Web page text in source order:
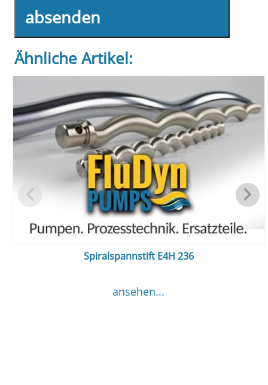
absenden
Ähnliche Artikel:
Spiralspannstift E4H 236
ansehen...